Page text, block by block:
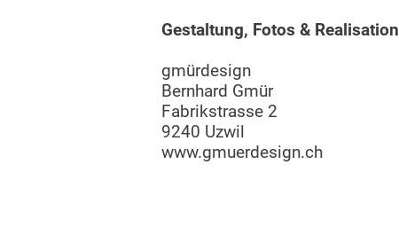
Gestaltung, Fotos & Realisation
gmürdesign
Bernhard Gmür
Fabrikstrasse 2
9240 Uzwil
www.gmuerdesign.ch